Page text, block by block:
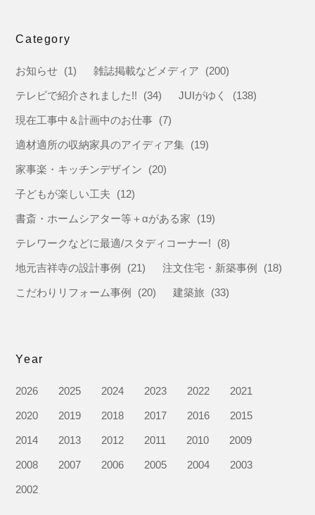
Category
お知らせ (1) 雑誌掲載などメディア (200)
テレビで紹介されました!! (34) JUIがゆく (138)
現在工事中＆計画中のお仕事 (7)
適材適所の収納家具のアイディア集 (19)
家事楽・キッチンデザイン (20)
子どもが楽しい工夫 (12)
書斎・ホームシアター等＋αがある家 (19)
テレワークなどに最適/スタディコーナー! (8)
地元吉祥寺の設計事例 (21) 注文住宅・新築事例 (18)
こだわりリフォーム事例 (20) 建築旅 (33)
Year
2026 2025 2024 2023 2022 2021
2020 2019 2018 2017 2016 2015
2014 2013 2012 2011 2010 2009
2008 2007 2006 2005 2004 2003
2002